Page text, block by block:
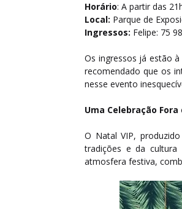
Horário: A partir das
Local: Parque de
Ingressos: Felipe: 75
Os ingressos já estão
recomendado que os
nesse evento
Uma Celebração Fora
O Natal VIP,
tradições e da cultura
atmosfera festiva,